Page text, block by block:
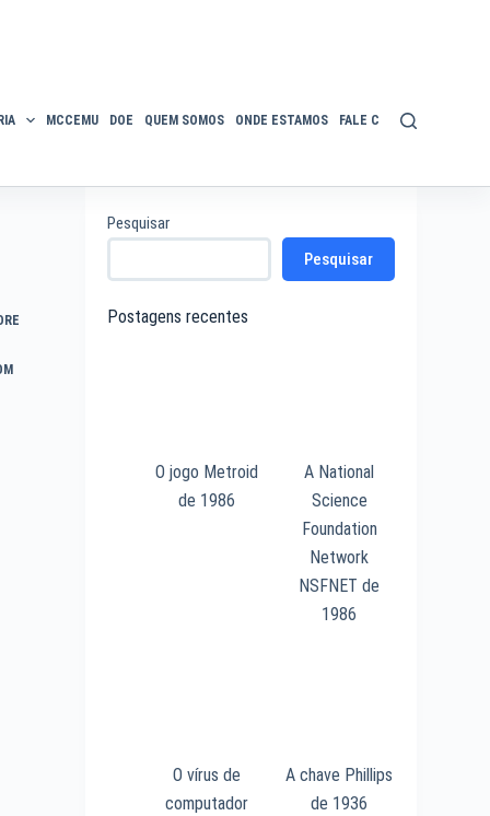
MCCEMU DOE QUEM SOMOS ONDE ESTAMOS FALE CONOSCO
Pesquisar
Pesquisar
Postagens recentes
O jogo Metroid
de 1986
A National
Science
Foundation
Network
NSFNET de
1986
O vírus de
computador
A chave Phillips
de 1936